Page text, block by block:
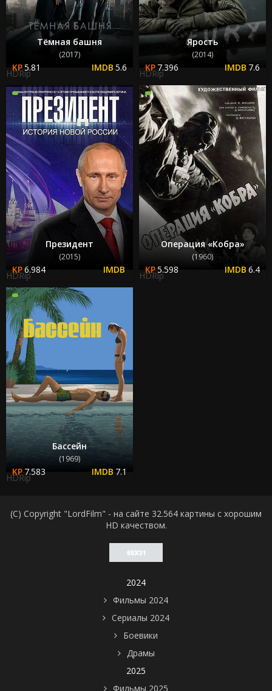
Тёмная башня
(2017)
5.81 5.6
HDRip
Ярость
(2014)
7.396 7.6
HDRip
Президент
(2015)
6.984
HDRip
Операция «Кобра»
(1960)
5.598 6.4
HDRip
Бассейн
(1969)
7.583 7.1
HDRip
(C) Copyright "LordFilm" - на сайте 32.564 картины с хорошим
HD качеством.
2024
Фильмы 2024
Сериалы 2024
Боевики
Драмы
2025
Фильмы 2025